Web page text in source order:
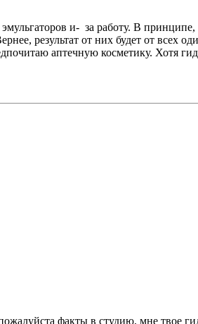
и- за работу. В
результат от них будет от
аптечную косметику. Хотя
факты в студию, мне твое